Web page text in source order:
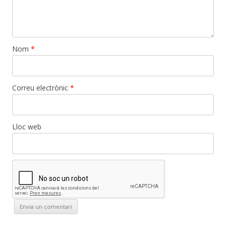
Nom *
Correu electrònic *
Lloc web